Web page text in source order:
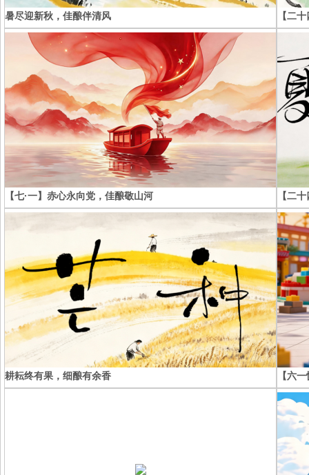
暑尽迎新秋，佳酿伴清风 【二
【七·一】赤心永向党，佳酿敬山河 【二
耕耘终有果，细酿有余香 【六